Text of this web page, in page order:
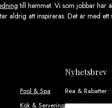
till hemmet. Vi som jobbar här
aldrig att inspireras. Det är med
Pool & Spa
Kök & Servering
Nyhetsbrev
Rea & Rabatter